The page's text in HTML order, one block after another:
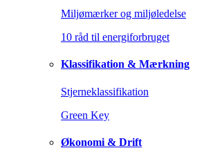
Miljømærker og miljøledelse
10 råd til energiforbruget
Klassifikation & Mærkning
Stjerneklassifikation
Green Key
Økonomi & Drift